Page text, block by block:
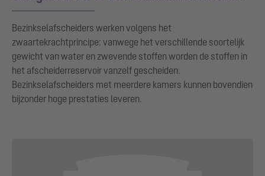
Bezinkselafscheiders werken volgens het
zwaartekrachtprincipe: vanwege het verschillende soortelijk
gewicht van water en zwevende stoffen worden de stoffen in
het afscheiderreservoir vanzelf gescheiden.
Bezinkselafscheiders met meerdere kamers kunnen bovendien
bijzonder hoge prestaties leveren.